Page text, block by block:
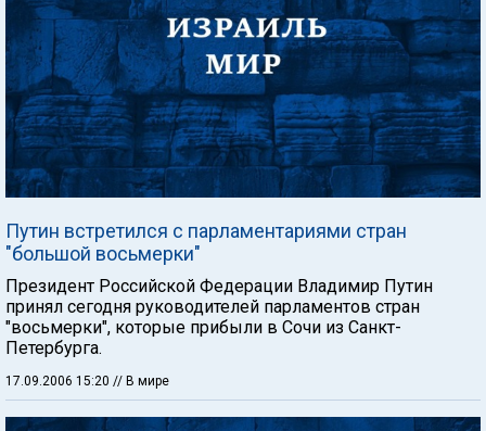
Путин встретился с парламентариями стран
"большой восьмерки"
Президент Российской Федерации Владимир Путин
принял сегодня руководителей парламентов стран
"восьмерки", которые прибыли в Сочи из Санкт-
Петербурга.
17.09.2006 15:20 // В мире